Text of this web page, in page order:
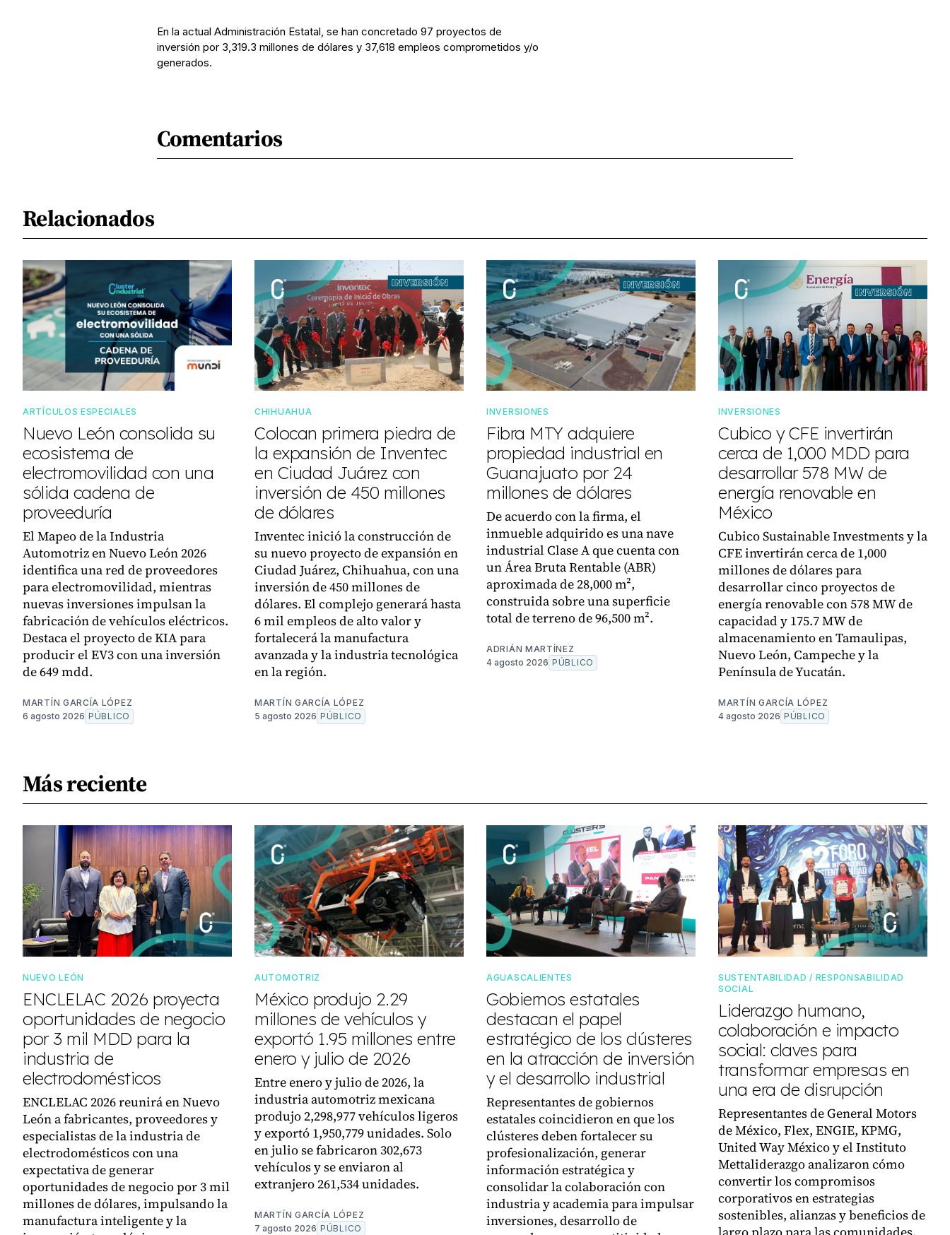
En la actual Administración Estatal, se han concretado 97 proyectos de
inversión por 3,319.3 millones de dólares y 37,618 empleos comprometidos y/o
generados.
Comentarios
Relacionados
ARTÍCULOS ESPECIALES
Nuevo León consolida su
ecosistema de
electromovilidad con una
sólida cadena de
proveeduría
El Mapeo de la Industria
Automotriz en Nuevo León 2026
identifica una red de proveedores
para electromovilidad, mientras
nuevas inversiones impulsan la
fabricación de vehículos eléctricos.
Destaca el proyecto de KIA para
producir el EV3 con una inversión
de 649 mdd.
MARTÍN GARCÍA LÓPEZ
6 agosto 2026 PÚBLICO
CHIHUAHUA
Colocan primera piedra de
la expansión de Inventec
en Ciudad Juárez con
inversión de 450 millones
de dólares
Inventec inició la construcción de
su nuevo proyecto de expansión en
Ciudad Juárez, Chihuahua, con una
inversión de 450 millones de
dólares. El complejo generará hasta
6 mil empleos de alto valor y
fortalecerá la manufactura
avanzada y la industria tecnológica
en la región.
MARTÍN GARCÍA LÓPEZ
5 agosto 2026 PÚBLICO
INVERSIONES
Fibra MTY adquiere
propiedad industrial en
Guanajuato por 24
millones de dólares
De acuerdo con la firma, el
inmueble adquirido es una nave
industrial Clase A que cuenta con
un Área Bruta Rentable (ABR)
aproximada de 28,000 m²,
construida sobre una superficie
total de terreno de 96,500 m².
ADRIÁN MARTÍNEZ
4 agosto 2026 PÚBLICO
INVERSIONES
Cubico y CFE invertirán
cerca de 1,000 MDD para
desarrollar 578 MW de
energía renovable en
México
Cubico Sustainable Investments y la
CFE invertirán cerca de 1,000
millones de dólares para
desarrollar cinco proyectos de
energía renovable con 578 MW de
capacidad y 175.7 MW de
almacenamiento en Tamaulipas,
Nuevo León, Campeche y la
Península de Yucatán.
MARTÍN GARCÍA LÓPEZ
4 agosto 2026 PÚBLICO
Más reciente
NUEVO LEÓN
ENCLELAC 2026 proyecta
oportunidades de negocio
por 3 mil MDD para la
industria de
electrodomésticos
ENCLELAC 2026 reunirá en Nuevo
León a fabricantes, proveedores y
especialistas de la industria de
electrodomésticos con una
expectativa de generar
oportunidades de negocio por 3 mil
millones de dólares, impulsando la
manufactura inteligente y la
AUTOMOTRIZ
México produjo 2.29
millones de vehículos y
exportó 1.95 millones entre
enero y julio de 2026
Entre enero y julio de 2026, la
industria automotriz mexicana
produjo 2,298,977 vehículos ligeros
y exportó 1,950,779 unidades. Solo
en julio se fabricaron 302,673
vehículos y se enviaron al
extranjero 261,534 unidades.
MARTÍN GARCÍA LÓPEZ
7 agosto 2026 PÚBLICO
AGUASCALIENTES
Gobiernos estatales
destacan el papel
estratégico de los clústeres
en la atracción de inversión
y el desarrollo industrial
Representantes de gobiernos
estatales coincidieron en que los
clústeres deben fortalecer su
profesionalización, generar
información estratégica y
consolidar la colaboración con
industria y academia para impulsar
inversiones, desarrollo de
SUSTENTABILIDAD / RESPONSABILIDAD
SOCIAL
Liderazgo humano,
colaboración e impacto
social: claves para
transformar empresas en
una era de disrupción
Representantes de General Motors
de México, Flex, ENGIE, KPMG,
United Way México y el Instituto
Mettaliderazgo analizaron cómo
convertir los compromisos
corporativos en estrategias
sostenibles, alianzas y beneficios de